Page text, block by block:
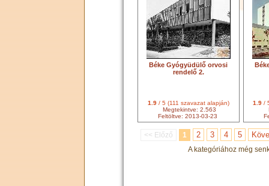
Béke Gyógyüdülő orvosi
rendelő 2.
1.9/ 5 (111 szavazat alapján)
Megtekintve: 2.563
Feltöltve: 2013-03-23
1.9/
<< Előző 1 2 3 4 5
A kategóriához még